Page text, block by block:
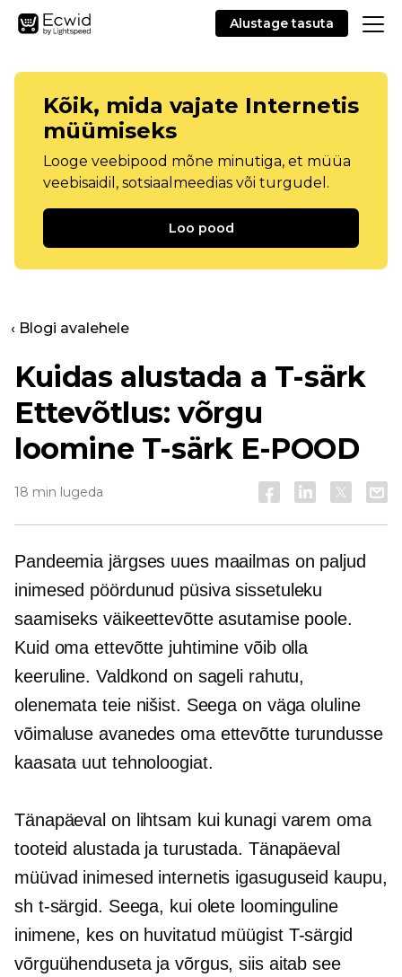
Alustage tasuta
Kõik, mida vajate Internetis
müümiseks
Looge veebipood mõne minutiga, et müüa
veebisaidil, sotsiaalmeedias või turgudel.
Loo pood
‹ Blogi avalehele
Kuidas alustada a T-särk
Ettevõtlus: võrgu
loomine T-särkE-POOD
18 min lugeda
Pandeemia järgses uues maailmas on paljud
inimesed pöördunud püsiva sissetuleku
saamiseks väikeettevõtte asutamise poole.
Kuid oma ettevõtte juhtimine võib olla
keeruline. Valdkond on sageli rahutu,
olenemata teie nišist. Seega on väga oluline
võimaluse avanedes oma ettevõtte turundusse
kaasata uut tehnoloogiat.
Tänapäeval on lihtsam kui kunagi varem oma
tooteid alustada ja turustada. Tänapäeval
müüvad inimesed internetis igasuguseid kaupu,
sh t-särgid. Seega, kui olete loominguline
inimene, kes on huvitatud müügist T-särgid
võrguühenduseta ja võrgus, siis aitab see